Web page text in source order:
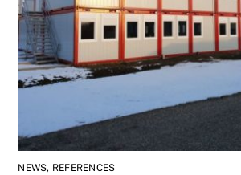
NEWS, REFERENCES